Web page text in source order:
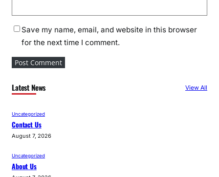
Save my name, email, and website in this browser
for the next time I comment.
Latest News View All
Uncategorized
Contact Us
August 7, 2026
Uncategorized
About Us